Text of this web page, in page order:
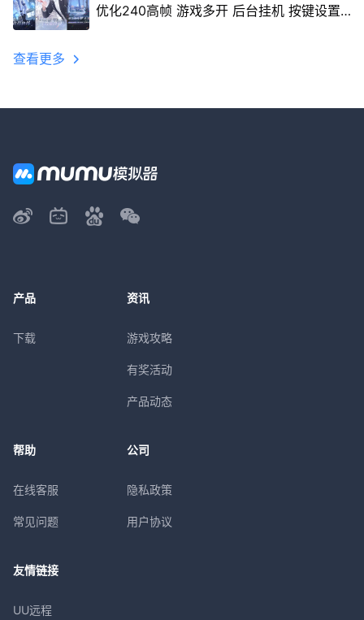
优化240高帧 游戏多开 后台挂机 按键设置
查看更多
产品
下载
资讯
游戏攻略
有奖活动
产品动态
帮助
在线客服
常见问题
公司
隐私政策
用户协议
友情链接
UU远程